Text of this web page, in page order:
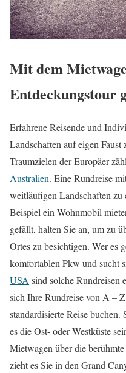
Mit dem
Entdeckungstour
Erfahrene Reisende und
Landschaften auf eigen
Traumzielen der Europäer
Australien. Eine Rundreise
weitläufigen Landschaften
Beispiel ein Wohnmobil
gefällt, halten Sie an, um zu
Ortes zu besichtigen. Wer es
komfortablen Pkw und sucht
USA sind solche Rundreisen
sich Ihre Rundreise von A –
standardisierte Reise
es die Ost- oder Westküste
Mietwagen über die
zieht es Sie in den Grand